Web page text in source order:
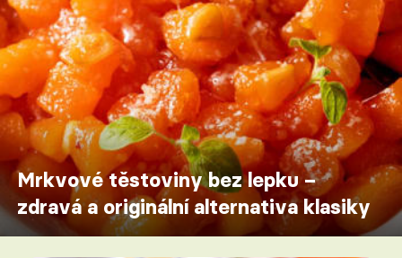
Mrkvové těstoviny bez lepku –
zdravá a originální alternativa klasiky